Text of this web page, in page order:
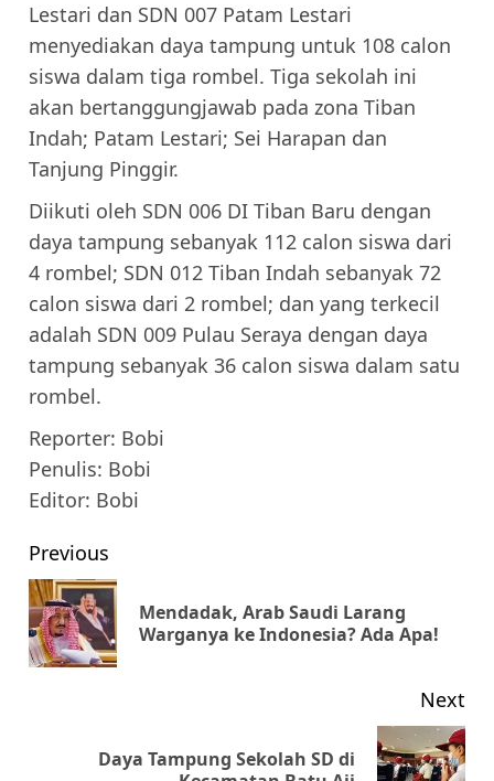
Lestari dan SDN 007 Patam Lestari
menyediakan daya tampung untuk 108 calon
siswa dalam tiga rombel. Tiga sekolah ini
akan bertanggungjawab pada zona Tiban
Indah; Patam Lestari; Sei Harapan dan
Tanjung Pinggir.
Diikuti oleh SDN 006 DI Tiban Baru dengan
daya tampung sebanyak 112 calon siswa dari
4 rombel; SDN 012 Tiban Indah sebanyak 72
calon siswa dari 2 rombel; dan yang terkecil
adalah SDN 009 Pulau Seraya dengan daya
tampung sebanyak 36 calon siswa dalam satu
rombel.
Reporter: Bobi
Penulis: Bobi
Editor: Bobi
Post
navigation
Previous
Mendadak, Arab Saudi Larang
Warganya ke Indonesia? Ada Apa!
Next
Daya Tampung Sekolah SD di